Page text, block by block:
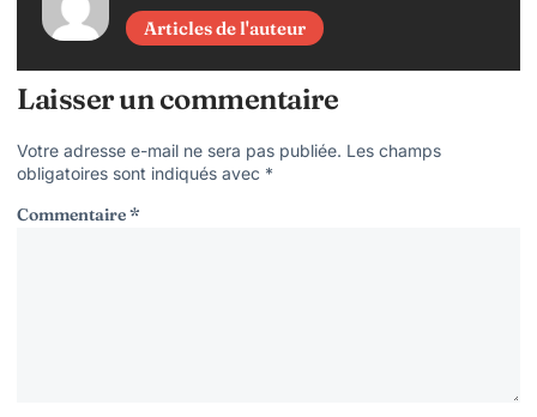
Articles de l'auteur
Laisser un commentaire
Votre adresse e-mail ne sera pas publiée. Les champs
obligatoires sont indiqués avec *
Commentaire*